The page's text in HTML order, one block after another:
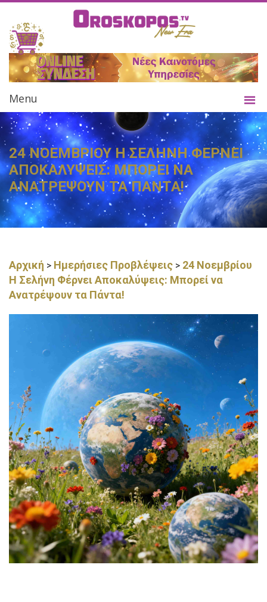
Menu
24 ΝΟΕΜΒΡΙΟΥ Η ΣΕΛΗΝΗ ΦΕΡΝΕΙ
ΑΠΟΚΑΛΥΨΕΙΣ: ΜΠΟΡΕΙ ΝΑ
ΑΝΑΤΡΕΨΟΥΝ ΤΑ ΠΑΝΤΑ!
Αρχική > Ημερήσιες Προβλέψεις > 24 Νοεμβρίου
Η Σελήνη Φέρνει Αποκαλύψεις: Μπορεί να
Ανατρέψουν τα Πάντα!